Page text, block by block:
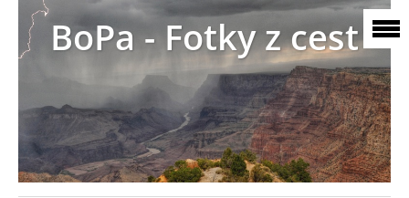
BoPa - Fotky z cest